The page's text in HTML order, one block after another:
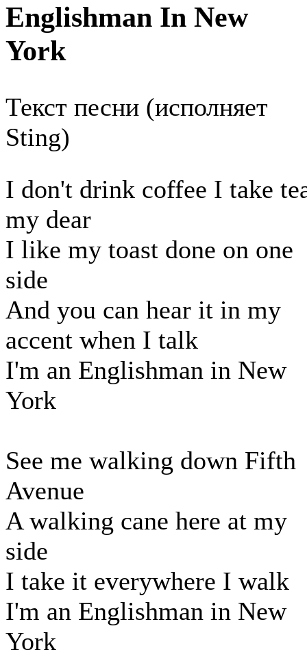
Englishman In New
York
Текст песни (исполняет
Sting)
I don't drink coffee I take
my dear
I like my toast done on one
side
And you can hear it in my
accent when I talk
I'm an Englishman in New
York
See me walking down Fifth
Avenue
A walking cane here at my
side
I take it everywhere I walk
I'm an Englishman in New
York